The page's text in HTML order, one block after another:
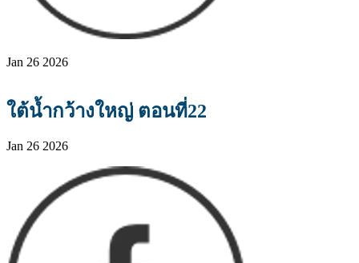
Jan 26 2026
ใต้น้ำกว้างใหญ่ ตอนที่22
Jan 26 2026